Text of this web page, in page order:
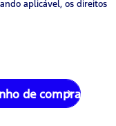
aplicável, os direitos
de compras